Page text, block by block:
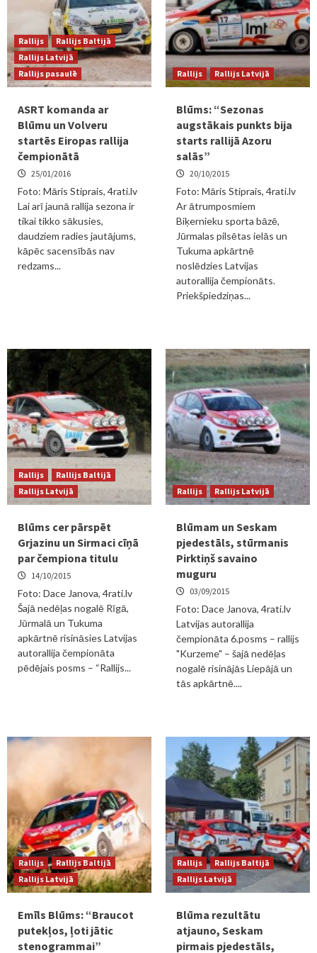
Rallijs
Rallijs Baltijā
Rallijs Latvijā
Rallijs pasaulē
ASRT komanda ar
Blūmu un Volveru
startēs Eiropas rallija
čempionātā
25/01/2016
Foto: Māris Stiprais, 4rati.lv
Lai arī jaunā rallija sezona ir
tikai tikko sākusies,
daudziem radies jautājums,
kāpēc sacensībās nav
redzams...
Rallijs Rallijs Latvijā
Blūms: “Sezonas
augstākais punkts bija
starts rallijā Azoru
salās”
20/10/2015
Foto: Māris Stiprais, 4rati.lv
Ar ātrumposmiem
Biķernieku sporta bāzē,
Jūrmalas pilsētas ielās un
Tukuma apkārtnē
noslēdzies Latvijas
autorallija čempionāts.
Priekšpiedziņas...
Rallijs
Rallijs Baltijā
Rallijs Latvijā
Blūms cer pārspēt
Grjazinu un Sirmaci cīņā
par čempiona titulu
14/10/2015
Foto: Dace Janova, 4rati.lv
Šajā nedēļas nogalē Rīgā,
Jūrmalā un Tukuma
apkārtnē risināsies Latvijas
autorallija čempionāta
pēdējais posms – “Rallijs...
Rallijs Rallijs Latvijā
Blūmam un Seskam
pjedestāls, stūrmanis
Pirktiņš savaino
muguru
03/09/2015
Foto: Dace Janova, 4rati.lv
Latvijas autorallija
čempionāta 6.posms – rallijs
"Kurzeme" – šajā nedēļas
nogalē risinājās Liepājā un
tās apkārtnē....
Rallijs
Rallijs Baltijā
Rallijs Latvijā
Emīls Blūms: “Braucot
putekļos, ļoti jātic
stenogrammai”
Rallijs
Rallijs Baltijā
Rallijs Latvijā
Blūma rezultātu
atjauno, Seskam
pirmais pjedestāls,